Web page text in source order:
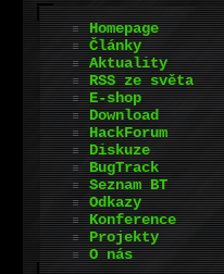
Homepage
Články
Aktuality
RSS ze světa
E-shop
Download
HackForum
Diskuze
BugTrack
Seznam BT
Odkazy
Konference
Projekty
O nás